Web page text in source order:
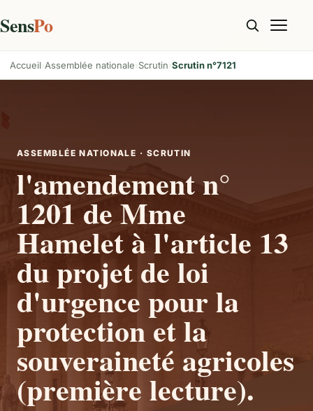
SensPo
Accueil Assemblée nationale Scrutin Scrutin n°7121
ASSEMBLÉE NATIONALE · SCRUTIN
l'amendement n°
1201 de Mme
Hamelet à l'article 13
du projet de loi
d'urgence pour la
protection et la
souveraineté agricoles
(première lecture).